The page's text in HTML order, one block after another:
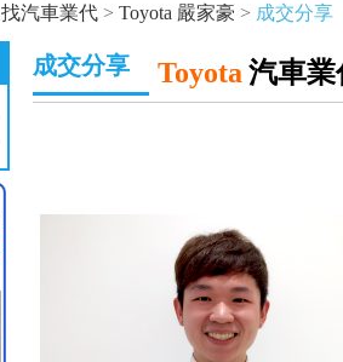
找汽車業代 > Toyota 嚴家豪 > 成交分享
成交分享 Toyota 汽車